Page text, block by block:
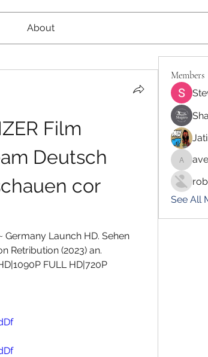
About
Film
Deutsch
cor
Germany Launch HD. Sehen
Retribution (2023) an.
FULL HD|720P
Members
See All